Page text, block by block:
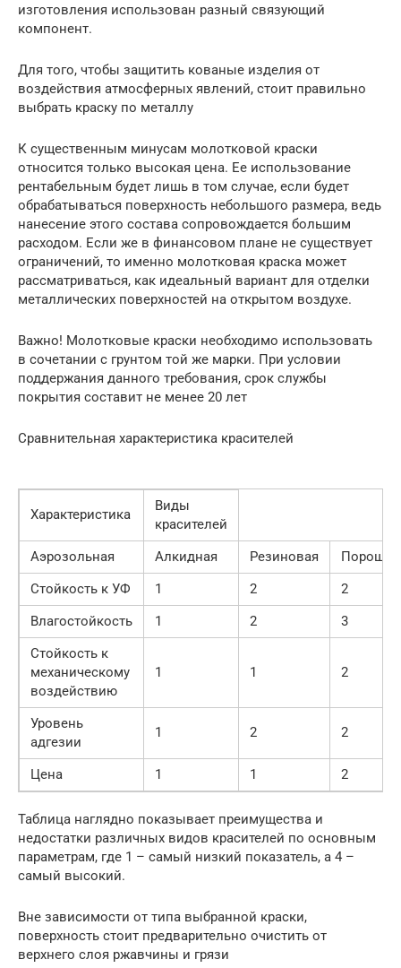
изготовления использован разный связующий
компонент.
Для того, чтобы защитить кованые изделия от
воздействия атмосферных явлений, стоит правильно
выбрать краску по металлу
К существенным минусам молотковой краски
относится только высокая цена. Ее использование
рентабельным будет лишь в том случае, если будет
обрабатываться поверхность небольшого размера, ведь
нанесение этого состава сопровождается большим
расходом. Если же в финансовом плане не существует
ограничений, то именно молотковая краска может
рассматриваться, как идеальный вариант для отделки
металлических поверхностей на открытом воздухе.
Важно! Молотковые краски необходимо использовать
в сочетании с грунтом той же марки. При условии
поддержания данного требования, срок службы
покрытия составит не менее 20 лет
Сравнительная характеристика красителей
Характеристика
Виды
красителей
Аэрозольная
Алкидная Резиновая
Стойкость к УФ
1 2
2
Влагостойкость
1 2
3
Стойкость к
механическому
воздействию
1 1 2
Уровень
адгезии
1 2 2
Цена 1 1 2
Таблица наглядно показывает преимущества и
недостатки различных видов красителей по основным
параметрам, где 1 – самый низкий показатель, а 4 –
самый высокий.
Вне зависимости от типа выбранной краски,
поверхность стоит предварительно очистить от
верхнего слоя ржавчины и грязи